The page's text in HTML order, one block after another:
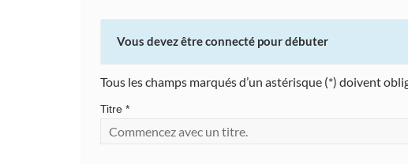
Vous devez être connecté pour débuter
Tous les champs marqués d’un astérisque (*) doivent
Titre *